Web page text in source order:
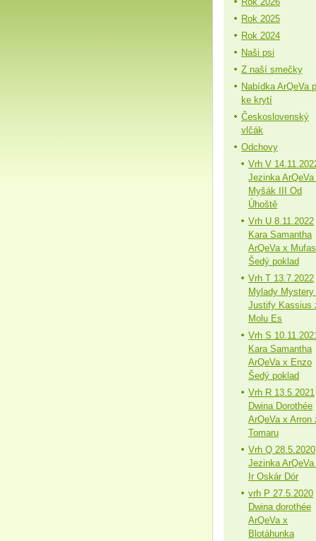
Rok 2025
Rok 2024
Naši psi
Z naší smečky
Nabídka ArQeVa
ke krytí
Československý
vlčák
Odchovy
Vrh V
Jezinka ArQeVa
Myšák III Od
Úhoště
Vrh U 8.11.2022
Kara Samantha
ArQeVa x
Šedý poklad
Vrh T 13.7.2022
Mylady Mystery
Justify Kassius
Molu Es
Vrh S
Kara Samantha
ArQeVa x Enzo
Šedý poklad
Vrh R 13.5.2021
Dwina Dorothée
ArQeVa x Arron
Tomaru
Vrh Q 28.5.2020
Jezinka ArQeVa
Ir Oskár Dór
vrh P 27.5.2020
Dwina dorothée
ArQeVa x
Blotáhunka